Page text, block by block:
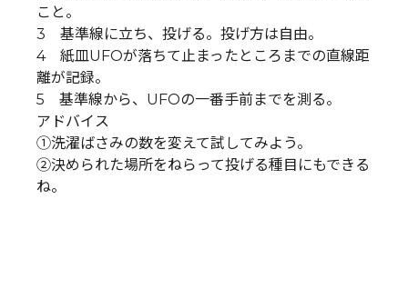
こと。
3 基準線に立ち、投げる。投げ方は自由。
4 紙皿UFOが落ちて止まったところまでの直線距
離が記録。
5 基準線から、UFOの一番手前までを測る。
アドバイス
➀洗濯ばさみの数を変えて試してみよう。
②決められた場所をねらって投げる種目にもできる
ね。